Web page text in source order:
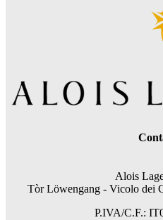
Alois
Tòr Löwengang - Vicolo dei
P.IVA/C.F.: